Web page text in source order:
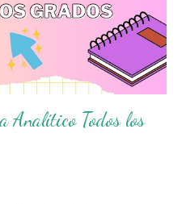
de estas planeaciones
solo los compartimos con
Analítico Todos los